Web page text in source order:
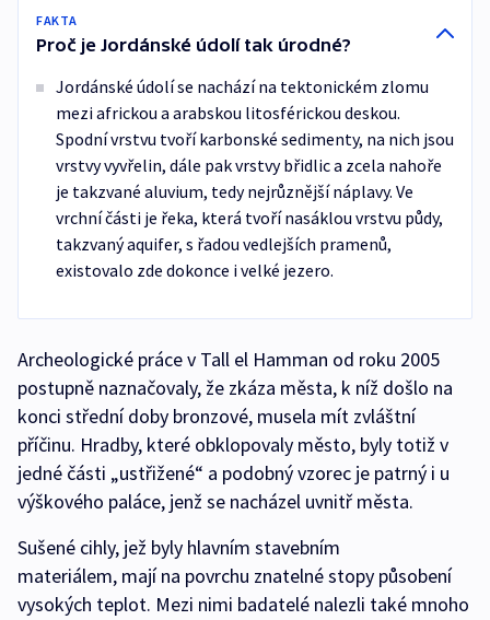
FAKTA
Proč je Jordánské údolí tak úrodné?
Jordánské údolí se nachází na tektonickém zlomu
mezi africkou a arabskou litosférickou deskou.
Spodní vrstvu tvoří karbonské sedimenty, na nich jsou
vrstvy vyvřelin, dále pak vrstvy břidlic a zcela nahoře
je takzvané aluvium, tedy nejrůznější náplavy. Ve
vrchní části je řeka, která tvoří nasáklou vrstvu půdy,
takzvaný aquifer, s řadou vedlejších pramenů,
existovalo zde dokonce i velké jezero.
Archeologické práce v Tall el Hamman od roku 2005
postupně naznačovaly, že zkáza města, k níž došlo na
konci střední doby bronzové, musela mít zvláštní
příčinu. Hradby, které obklopovaly město, byly totiž v
jedné části „ustřižené“ a podobný vzorec je patrný i u
výškového paláce, jenž se nacházel uvnitř města.
Sušené cihly, jež byly hlavním stavebním
materiálem, mají na povrchu znatelné stopy působení
vysokých teplot. Mezi nimi badatelé nalezli také mnoho